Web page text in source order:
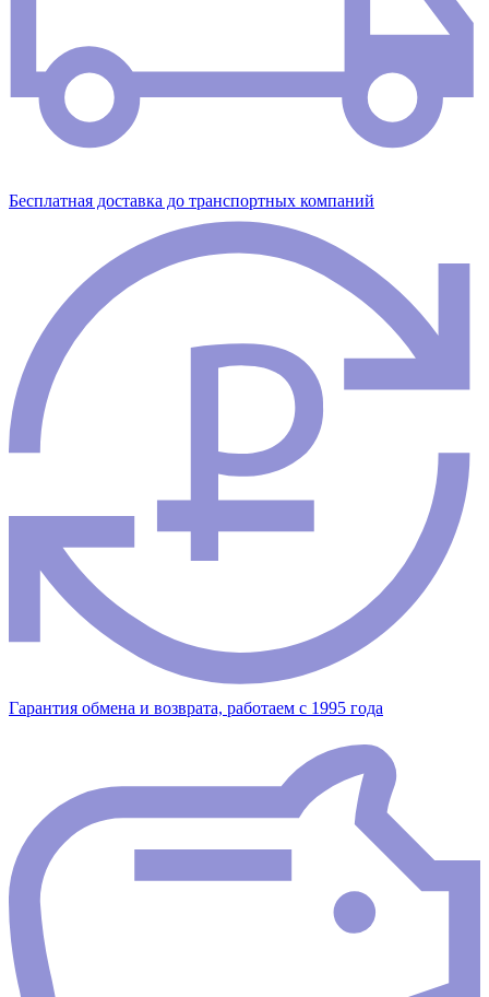
Бесплатная доставка до транспортных компаний
Гарантия обмена и возврата, работаем с 1995 года